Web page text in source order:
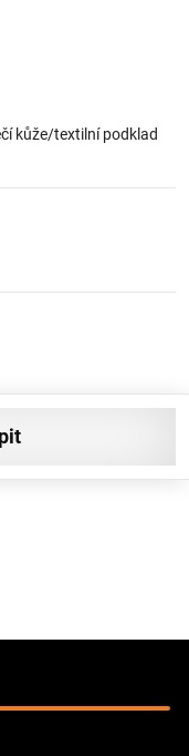
kůže/textilní podklad